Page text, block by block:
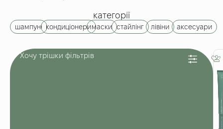
категорії
шампуні кондиціонеримаски стайлінг лівіни аксесуари
Хочу трішки фільтрів